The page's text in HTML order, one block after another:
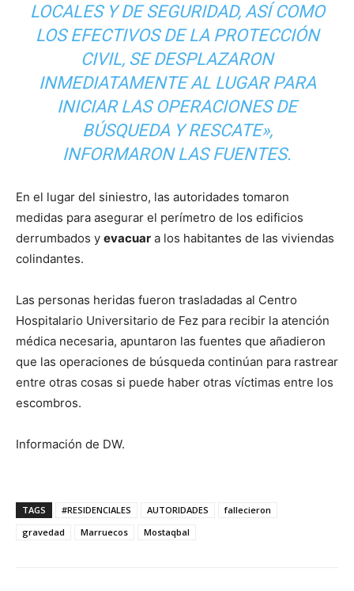
LOCALES Y DE SEGURIDAD, ASÍ COMO
LOS EFECTIVOS DE LA PROTECCIÓN
CIVIL, SE DESPLAZARON
INMEDIATAMENTE AL LUGAR PARA
INICIAR LAS OPERACIONES DE
BÚSQUEDA Y RESCATE»,
INFORMARON LAS FUENTES.
En el lugar del siniestro, las autoridades tomaron
medidas para asegurar el perímetro de los edificios
derrumbados y evacuar a los habitantes de las viviendas
colindantes.
Las personas heridas fueron trasladadas al Centro
Hospitalario Universitario de Fez para recibir la atención
médica necesaria, apuntaron las fuentes que añadieron
que las operaciones de búsqueda continúan para rastrear
entre otras cosas si puede haber otras víctimas entre los
escombros.
Información de DW.
TAGS #RESIDENCIALES AUTORIDADES
fallecieron
gravedad
Marruecos Mostaqbal